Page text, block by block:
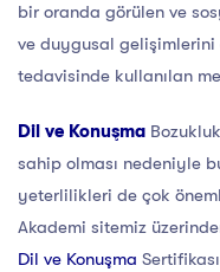
bir oranda görülen ve
ve duygusal
tedavisinde kullanılan
Dil ve Konuşma
sahip olması nedeniyle
yeterlilikleri de çok
Akademi sitemiz
Dil ve Konuşma